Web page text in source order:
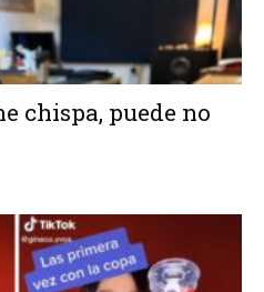
chispa, puede no